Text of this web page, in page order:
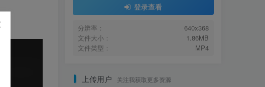
登录查看
分辨率：
640x368
文件大小：
1.86MB
文件类型：
MP4
上传用户 关注我获取更多资源